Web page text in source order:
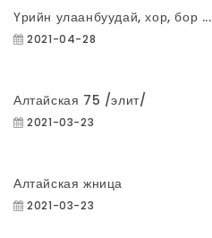
Үрийн улаанбуудай, хор, бор ...
2021-04-28
Алтайская 75 /элит/
2021-03-23
Алтайская жница
2021-03-23